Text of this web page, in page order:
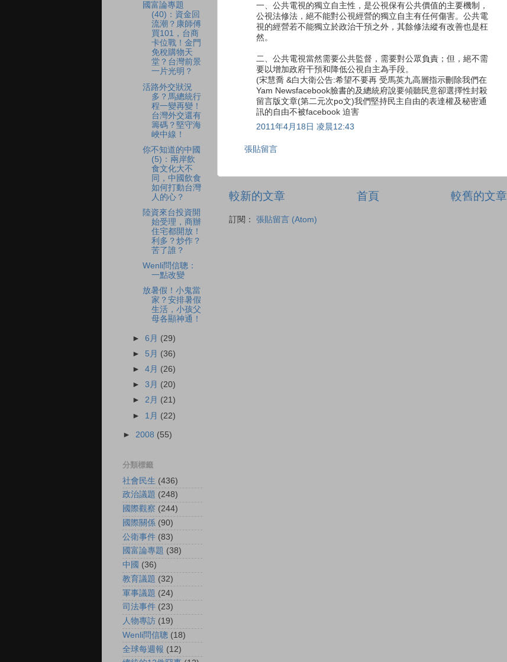
一、公共電視的獨立自主性，是公視保有公共價值的主要機制，
公視法修法，絕不能對公視經營的獨立自主有任何傷害。公共電
視的經營若不能獨立於政治干預之外，其餘修法縱有改善也是枉
然。
二、公共電視當然需要公共監督，需要對公眾負責；但，絕不需
要以增加政府干預和降低公視自主為手段。
(宋慧喬 &白大衛公告:希望不要再 受馬英九高層指示刪除我們在
Yam Newsfacebook臉書的及總統府說要傾聽民意卻選擇性封殺
留言版文章(第二元次po文)我們堅持民主自由的表達權及秘密通
訊的自由不被facebook 迫害
2011年4月18日 凌晨12:43
張貼留言
較新的文章 較舊的文章
首頁
訂閱： 張貼留言 (Atom)
國富論專題
(40)：資金回
流潮？康師傅
買101，台商
卡位戰！金門
免稅購物天
堂？台灣前景
一片光明？
活路外交狀況
多？馬總統行
程一變再變！
台灣外交還有
籌碼？堅守海
峽中線！
你不知道的中國
(5)：兩岸飲
食文化大不
同，中國飲食
如何打動台灣
人的心？
陸資來台投資開
始受理，商辦
住宅都開放！
利多？炒作？
苦了誰？
Wenli問信聰：
一點改變
放暑假！小鬼當
家？安排暑假
生活，小孩父
母各顯神通！
►6月 (29)
► 5月 (36)
►4月 (26)
►3月 (20)
►2月 (21)
► 1月 (22)
► 2008 (55)
分類標籤
社會民生 (436)
政治議題 (248)
國際觀察 (244)
國際關係 (90)
公衛事件 (83)
國富論專題 (38)
中國 (36)
教育議題 (32)
軍事議題 (24)
司法事件 (23)
人物專訪 (19)
Wenli問信聰 (18)
全球每週報 (12)